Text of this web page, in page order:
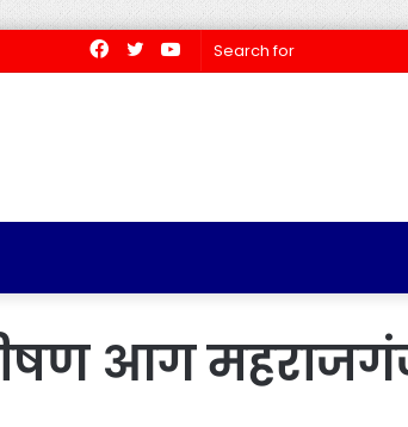
YouTube
Twitter
Facebook
आग